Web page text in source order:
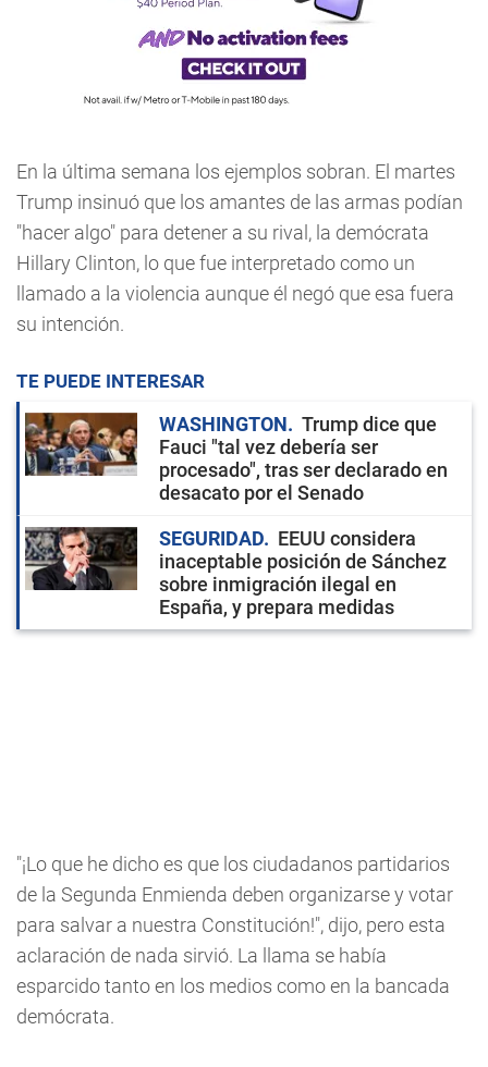
En la última semana los ejemplos sobran. El martes
Trump insinuó que los amantes de las armas podían
"hacer algo" para detener a su rival, la demócrata
Hillary Clinton, lo que fue interpretado como un
llamado a la violencia aunque él negó que esa fuera
su intención.
TE PUEDE INTERESAR
WASHINGTON
Trump dice que
Fauci "tal vez debería ser
procesado", tras ser declarado en
desacato por el Senado
SEGURIDAD
EEUU considera
inaceptable posición de Sánchez
sobre inmigración ilegal en
España, y prepara medidas
"¡Lo que he dicho es que los ciudadanos partidarios
de la Segunda Enmienda deben organizarse y votar
para salvar a nuestra Constitución!", dijo, pero esta
aclaración de nada sirvió. La llama se había
esparcido tanto en los medios como en la bancada
demócrata.